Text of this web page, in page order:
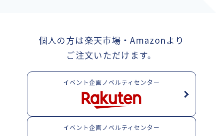
個人の方は楽天市場・Amazonより
ご注文いただけます。
イベント企画ノベルティセンター
イベント企画ノベルティセンター